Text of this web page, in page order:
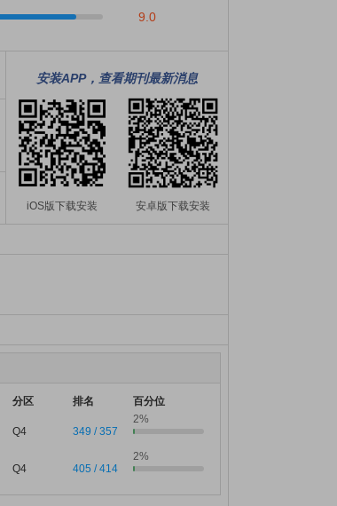
9.0
安装APP，查看期刊最新消息
iOS版下载安装 安卓版下载安装
分区 排名
百分位
Q4 349 / 357
2%
Q4 405 / 414
2%